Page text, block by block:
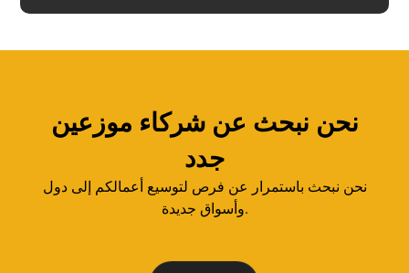
نحن نبحث عن شركاء موزعين
جدد
نحن نبحث باستمرار عن فرص لتوسيع أعمالكم إلى دول
وأسواق جديدة.